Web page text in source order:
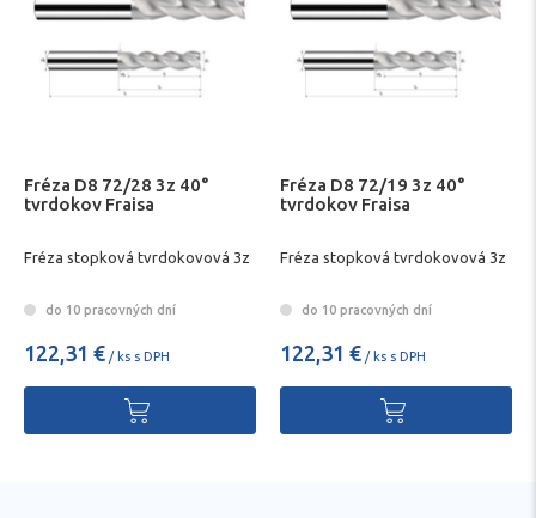
Fréza D8 72/28 3z 40°
tvrdokov Fraisa
Fréza stopková tvrdokovová 3z
do 10 pracovných dní
122,31 € / ks s DPH
Fréza D8 72/19 3z 40°
tvrdokov Fraisa
Fréza stopková tvrdokovová 3z
do 10 pracovných dní
122,31 € / ks s DPH